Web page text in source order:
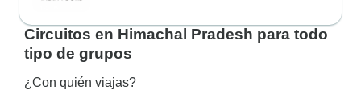
Circuitos en Himachal Pradesh para todo
tipo de grupos
¿Con quién viajas?